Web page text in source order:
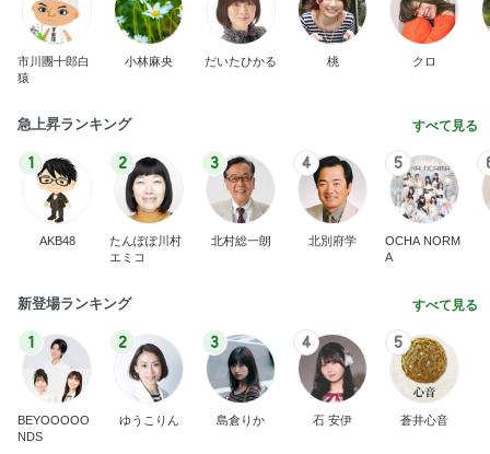
市川團十郎白
猿
小林麻央 だいたひかる 桃 クロ
急上昇ランキング すべて見る
1
AKB48
2
たんぽぽ川村
エミコ
3
北村総一朗
4
北別府学
5
OCHA NORM
A
新登場ランキング すべて見る
1
BEYOOOOO
NDS
2
ゆうこりん
3
島倉りか
4
石 安伊
5
蒼井心音